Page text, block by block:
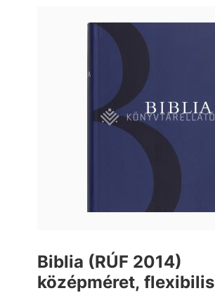
Biblia (RÚF 2014)
középméret, flexibilis